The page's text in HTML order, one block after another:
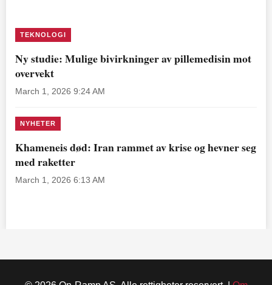
TEKNOLOGI
Ny studie: Mulige bivirkninger av pillemedisin mot
overvekt
March 1, 2026 9:24 AM
NYHETER
Khameneis død: Iran rammet av krise og hevner seg
med raketter
March 1, 2026 6:13 AM